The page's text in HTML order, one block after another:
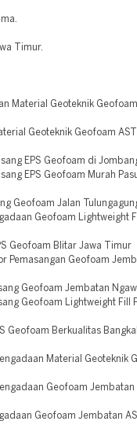
Timur.
Material Geoteknik
Geoteknik Geofoam
EPS Geofoam di
EPS Geofoam Murah
Geofoam Jalan
Geofoam Lightweight
Geofoam Blitar Jawa Timur
Pemasangan Geofoam
Geofoam Jembatan
Geofoam Lightweight Fill
Geofoam Berkualitas
Material Geoteknik
Geofoam Jembatan
Geofoam Jembatan